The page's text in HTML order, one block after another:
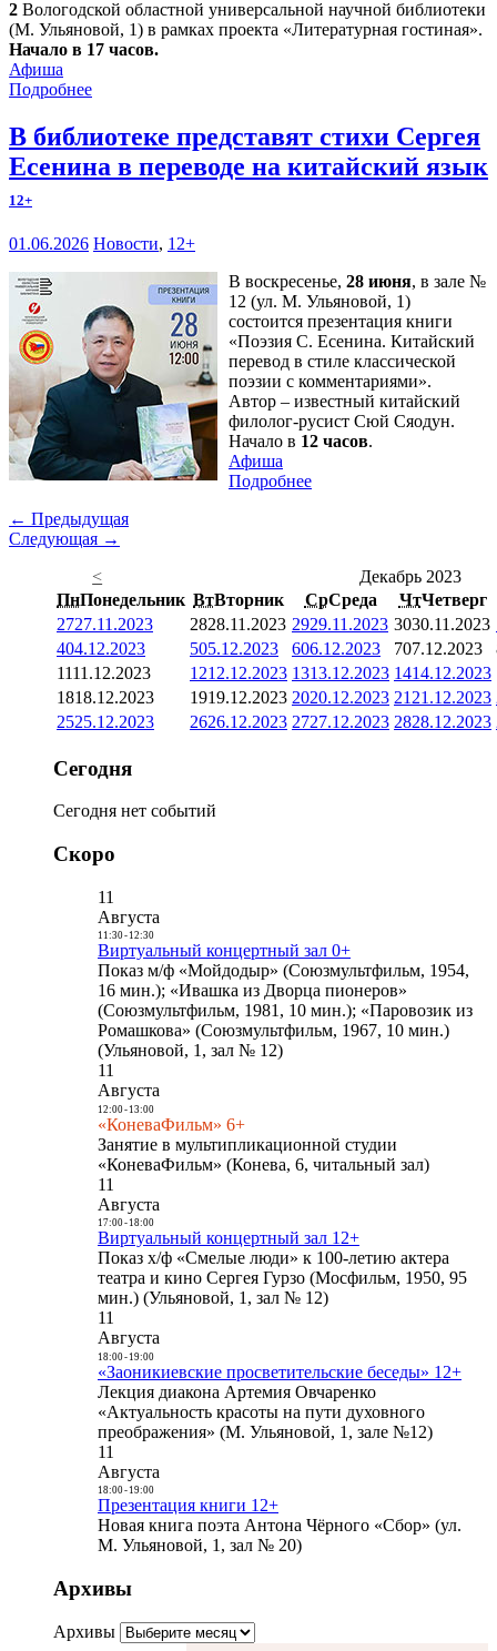
2 Вологодской областной универсальной научной библиотеки
(М. Ульяновой, 1) в рамках проекта «Литературная гостиная».
Начало в 17 часов.
Афиша
Подробнее
В библиотеке представят стихи Сергея
Есенина в переводе на китайский язык
12+
01.06.2026 Новости, 12+
В воскресенье, 28 июня, в зале №
12 (ул. М. Ульяновой, 1)
состоится презентация книги
«Поэзия С. Есенина. Китайский
перевод в стиле классической
поэзии с комментариями».
Автор – известный китайский
филолог-русист Сюй Сяодун.
Начало в 12 часов.
Афиша
Подробнее
← Предыдущая
Следующая →
<
Декабрь 2023
ПнПонедельник ВтВторник СрСреда ЧтЧетверг
2727.11.2023 2828.11.2023 2929.11.2023 3030.11.2023
404.12.2023 505.12.2023 606.12.2023 707.12.2023
1111.12.2023 1212.12.2023 1313.12.2023 1414.12.2023
1818.12.2023 1919.12.2023 2020.12.2023 21 21.12.2023
2525.12.2023 2626.12.2023 2727.12.2023 2828.12.2023
Сегодня
Сегодня нет событий
Скоро
11
Августа
11:30- 12:30
Виртуальный концертный зал 0+
Показ м/ф «Мойдодыр» (Союзмультфильм, 1954,
16 мин.); «Ивашка из Дворца пионеров»
(Союзмультфильм, 1981, 10 мин.); «Паровозик из
Ромашкова» (Союзмультфильм, 1967, 10 мин.)
(Ульяновой, 1, зал № 12)
11
Августа
12:00- 13:00
«КоневаФильм» 6+
Занятие в мультипликационной студии
«КоневаФильм» (Конева, 6, читальный зал)
11
Августа
17:00- 18:00
Виртуальный концертный зал 12+
Показ х/ф «Смелые люди» к 100-летию актера
театра и кино Сергея Гурзо (Мосфильм, 1950, 95
мин.) (Ульяновой, 1, зал № 12)
11
Августа
18:00- 19:00
«Заоникиевские просветительские беседы» 12+
Лекция диакона Артемия Овчаренко
«Актуальность красоты на пути духовного
преображения» (М. Ульяновой, 1, зале №12)
11
Августа
18:00- 19:00
Презентация книги 12+
Новая книга поэта Антона Чёрного «Сбор» (ул.
М. Ульяновой, 1, зал № 20)
Архивы
Архивы